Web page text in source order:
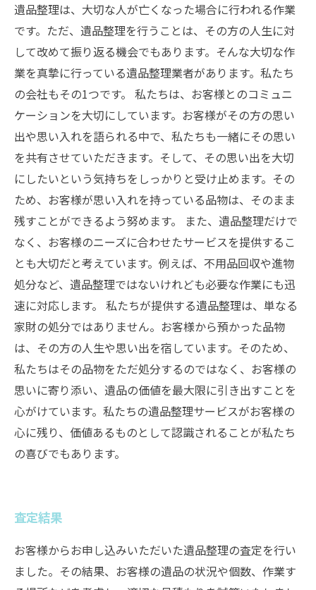
遺品整理は、大切な人が亡くなった場合に行われる作業
です。ただ、遺品整理を行うことは、その方の人生に対
して改めて振り返る機会でもあります。そんな大切な作
業を真摯に行っている遺品整理業者があります。私たち
の会社もその1つです。 私たちは、お客様とのコミュニ
ケーションを大切にしています。お客様がその方の思い
出や思い入れを語られる中で、私たちも一緒にその思い
を共有させていただきます。そして、その思い出を大切
にしたいという気持ちをしっかりと受け止めます。その
ため、お客様が思い入れを持っている品物は、そのまま
残すことができるよう努めます。 また、遺品整理だけで
なく、お客様のニーズに合わせたサービスを提供するこ
とも大切だと考えています。例えば、不用品回収や進物
処分など、遺品整理ではないけれども必要な作業にも迅
速に対応します。 私たちが提供する遺品整理は、単なる
家財の処分ではありません。お客様から預かった品物
は、その方の人生や思い出を宿しています。そのため、
私たちはその品物をただ処分するのではなく、お客様の
思いに寄り添い、遺品の価値を最大限に引き出すことを
心がけています。私たちの遺品整理サービスがお客様の
心に残り、価値あるものとして認識されることが私たち
の喜びでもあります。
査定結果
お客様からお申し込みいただいた遺品整理の査定を行い
ました。その結果、お客様の遺品の状況や個数、作業す